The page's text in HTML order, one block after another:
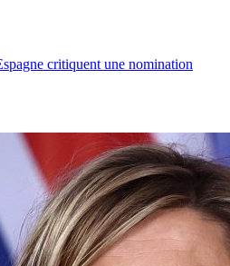
critiquent une nomination